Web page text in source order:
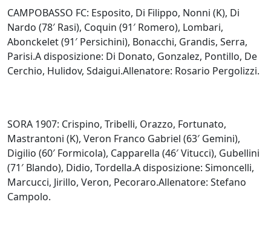
CAMPOBASSO FC: Esposito, Di Filippo, Nonni (K), Di
Nardo (78′ Rasi), Coquin (91′ Romero), Lombari,
Abonckelet (91′ Persichini), Bonacchi, Grandis, Serra,
Parisi.A disposizione: Di Donato, Gonzalez, Pontillo, De
Cerchio, Hulidov, Sdaigui.Allenatore: Rosario Pergolizzi.
SORA 1907: Crispino, Tribelli, Orazzo, Fortunato,
Mastrantoni (K), Veron Franco Gabriel (63′ Gemini),
Digilio (60′ Formicola), Capparella (46′ Vitucci), Gubellini
(71′ Blando), Didio, Tordella.A disposizione: Simoncelli,
Marcucci, Jirillo, Veron, Pecoraro.Allenatore: Stefano
Campolo.